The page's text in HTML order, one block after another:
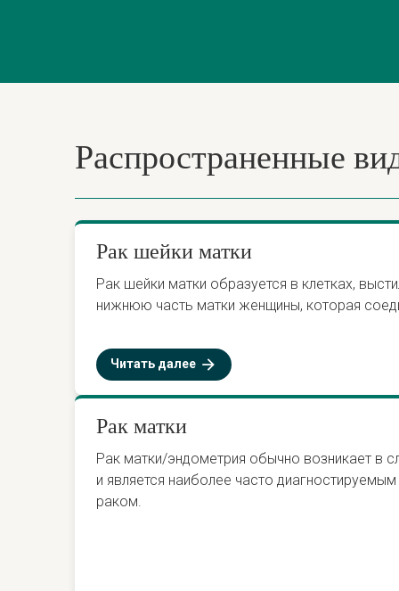
Распространенные
Рак шейки матки
Рак шейки матки образуется в клетках,
нижнюю часть матки женщины, которая
Читать далее
Рак матки
Рак матки/эндометрия обычно возникает в
и является наиболее часто
раком.